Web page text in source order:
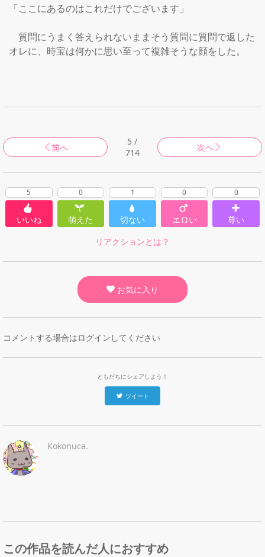
「ここにあるのはこれだけでございます」
質問にうまく答えられないままそう質問に質問で返した
オレに、時宝は何かに思い至って複雑そうな顔をした。
前へ
5 /
714
次へ
5
いいね
0
萌えた
1
切ない
0
エロい
0
尊い
リアクションとは？
お気に入り
コメントする場合はログインしてください
ともだちにシェアしよう！
ツイート
Kokonuca.
この作品を読んだ人におすすめ